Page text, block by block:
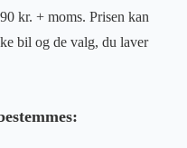
kr. + moms. Prisen kan
bil og de valg, du laver